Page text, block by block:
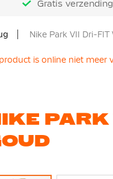
Gratis
Nike Park VII Dri-
is online niet meer